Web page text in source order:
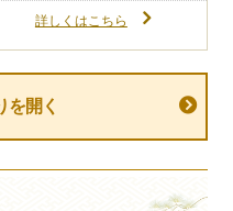
詳しくはこちら
を開く